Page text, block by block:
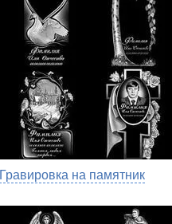
Гравировка на памятник